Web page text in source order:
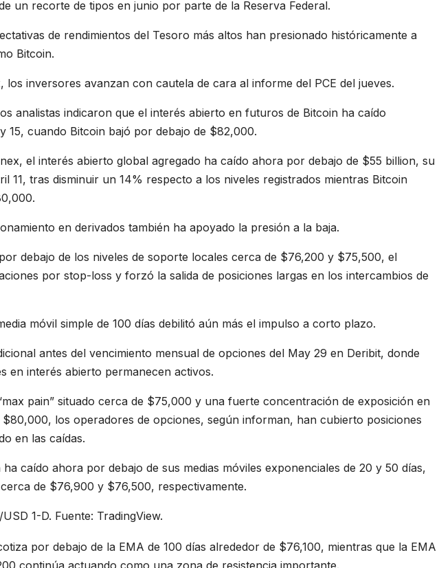
un recorte de tipos en junio por parte de la Reserva Federal.
de rendimientos del Tesoro más altos han presionado históricamente a
Bitcoin.
los inversores avanzan con cautela de cara al informe del PCE del jueves.
analistas indicaron que el interés abierto en futuros de Bitcoin ha caído
15, cuando Bitcoin bajó por debajo de $82,000.
el interés abierto global agregado ha caído ahora por debajo de $55 billion, su
11, tras disminuir un 14% respecto a los niveles registrados mientras Bitcoin
en derivados también ha apoyado la presión a la baja.
debajo de los niveles de soporte locales cerca de $76,200 y $75,500, el
por stop-loss y forzó la salida de posiciones largas en los intercambios de
móvil simple de 100 días debilitó aún más el impulso a corto plazo.
antes del vencimiento mensual de opciones del May 29 en Deribit, donde
en interés abierto permanecen activos.
pain” situado cerca de $75,000 y una fuerte concentración de exposición en
los operadores de opciones, según informan, han cubierto posiciones
en las caídas.
caído ahora por debajo de sus medias móviles exponenciales de 20 y 50 días,
de $76,900 y $76,500, respectivamente.
/USD 1-D. Fuente: TradingView.
por debajo de la EMA de 100 días alrededor de $76,100, mientras que la EMA
continúa actuando como una zona de resistencia importante.